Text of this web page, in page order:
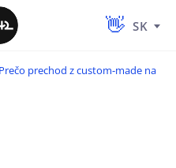
SK
prechod z custom-made na